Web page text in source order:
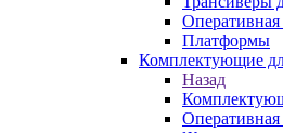
Платформы
Комплектующие
Назад
Оперативная